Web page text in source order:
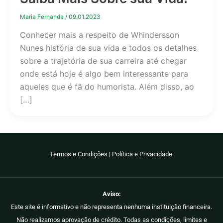
Maria Fernanda / 09.01.2023
Conhecer mais a respeito de Whindersson
Nunes história de sua vida e todos os detalhes
sobre a trajetória de sua carreira até chegar
onde está hoje é algo bem interessante para
aqueles que é fã do humorista. Além disso, ao
[…]
Termos e Condições | Política e Privacidade
Aviso:
Este site é informativo e não representa nenhuma instituição financeira.
Não realizamos aprovação de crédito. Todas as condições, limites e